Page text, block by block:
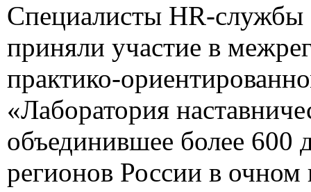
Специалисты HR-службы
приняли участие в
практико-
«Лаборатория
объединившее более 600
регионов России в очном